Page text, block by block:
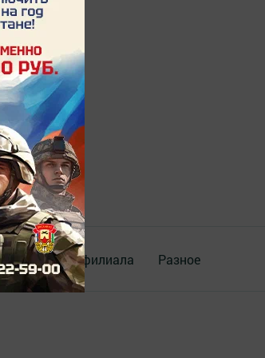
Документы филиала Разное